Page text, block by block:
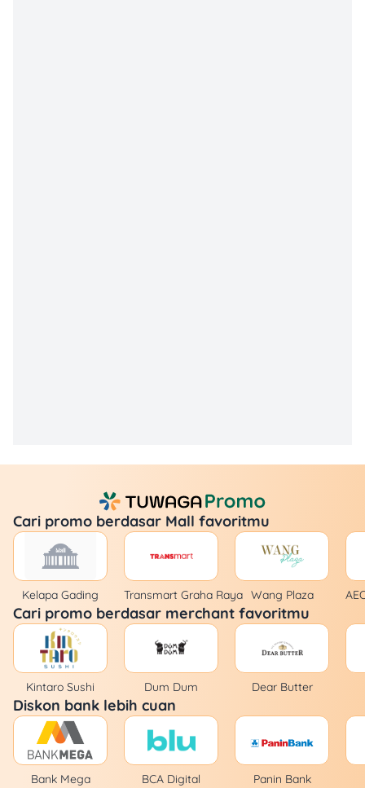
Cari promo berdasar Mall favoritmu
Kelapa Gading Transmart Graha Raya Wang Plaza
Cari promo berdasar merchant favoritmu
Kintaro Sushi Dum Dum Dear Butter
Diskon bank lebih cuan
Bank Mega BCA Digital Panin Bank